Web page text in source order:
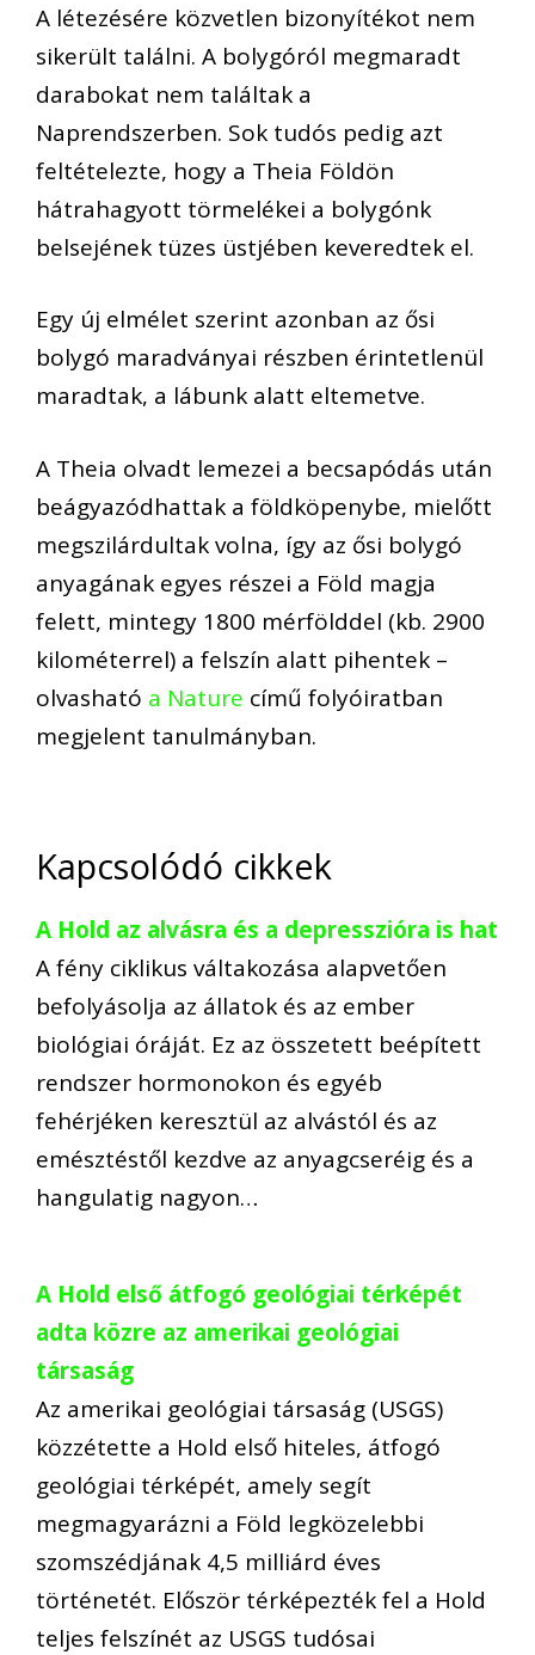
A létezésére közvetlen bizonyítékot nem
sikerült találni. A bolygóról megmaradt
darabokat nem találtak a
Naprendszerben. Sok tudós pedig azt
feltételezte, hogy a Theia Földön
hátrahagyott törmelékei a bolygónk
belsejének tüzes üstjében keveredtek el.
Egy új elmélet szerint azonban az ősi
bolygó maradványai részben érintetlenül
maradtak, a lábunk alatt eltemetve.
A Theia olvadt lemezei a becsapódás után
beágyazódhattak a földköpenybe, mielőtt
megszilárdultak volna, így az ősi bolygó
anyagának egyes részei a Föld magja
felett, mintegy 1800 mérfölddel (kb. 2900
kilométerrel) a felszín alatt pihentek –
olvasható a Nature című folyóiratban
megjelent tanulmányban.
Kapcsolódó cikkek
A Hold az alvásra és a depresszióra is hat
A fény ciklikus váltakozása alapvetően
befolyásolja az állatok és az ember
biológiai óráját. Ez az összetett beépített
rendszer hormonokon és egyéb
fehérjéken keresztül az alvástól és az
emésztéstől kezdve az anyagcseréig és a
hangulatig nagyon…
A Hold első átfogó geológiai térképét
adta közre az amerikai geológiai
társaság
Az amerikai geológiai társaság (USGS)
közzétette a Hold első hiteles, átfogó
geológiai térképét, amely segít
megmagyarázni a Föld legközelebbi
szomszédjának 4,5 milliárd éves
történetét. Először térképezték fel a Hold
teljes felszínét az USGS tudósai